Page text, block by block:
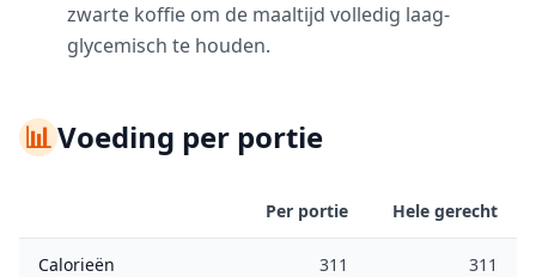
zwarte koffie om de maaltijd volledig laag-
glycemisch te houden.
📊Voeding per portie
Per portie Hele gerecht
Calorieën 311 311